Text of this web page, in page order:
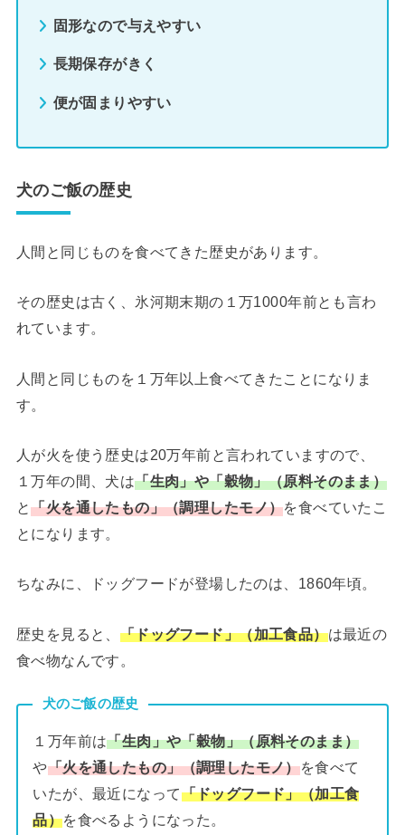
固形なので与えやすい
長期保存がきく
便が固まりやすい
犬のご飯の歴史
人間と同じものを食べてきた歴史があります。
その歴史は古く、氷河期末期の１万1000年前とも言わ
れています。
人間と同じものを１万年以上食べてきたことになりま
す。
人が火を使う歴史は20万年前と言われていますので、
１万年の間、犬は「生肉」や「穀物」（原料そのまま）
と「火を通したもの」（調理したモノ）を食べていたこ
とになります。
ちなみに、ドッグフードが登場したのは、1860年頃。
歴史を見ると、 「ドッグフード」（加工食品）は最近の
食べ物なんです。
犬のご飯の歴史
１万年前は「生肉」や「穀物」（原料そのまま）
や「火を通したもの」（調理したモノ）を食べて
いたが、最近になって「ドッグフード」（加工食
品）を食べるようになった。